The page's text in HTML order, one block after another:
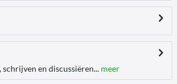
en discussiëren... meer